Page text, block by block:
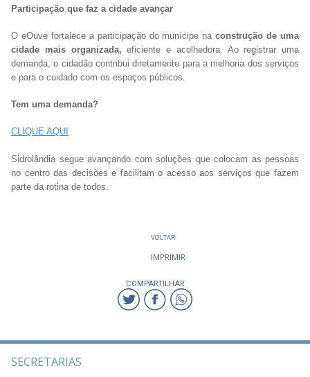
Participação que faz a cidade avançar
O eOuve fortalece a participação do munícipe naconstrução de uma
cidade mais organizada, eficiente e acolhedora. Ao registrar uma
demanda, o cidadão contribui diretamente para a melhoria dos serviços
e para o cuidado com os espaços públicos.
Tem uma demanda?
CLIQUE AQUI
Sidrolândia segue avançando com soluções que colocam as pessoas
no centro das decisões e facilitam o acesso aos serviços que fazem
parte da rotina de todos.
VOLTAR
IMPRIMIR
COMPARTILHAR
SECRETARIAS